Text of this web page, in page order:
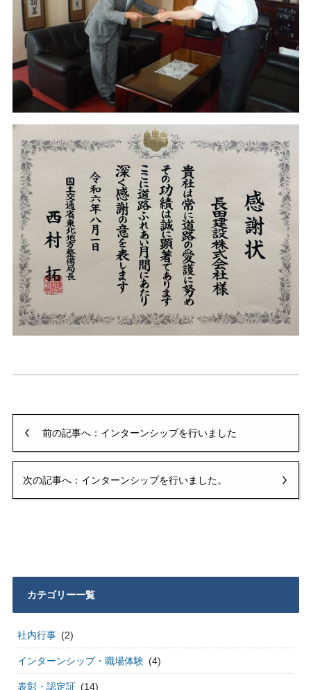
前の記事へ：インターンシップを行いました
次の記事へ：インターンシップを行いました。
カテゴリー一覧
社内行事 (2)
インターンシップ・職場体験 (4)
表彰・認定証 (14)